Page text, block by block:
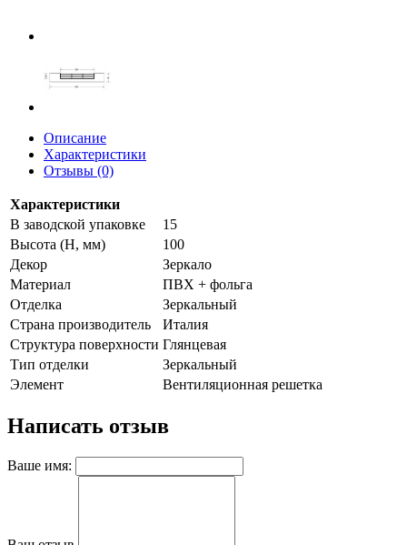
Описание
Характеристики
Отзывы (0)
Характеристики
В заводской упаковке
15
Высота (H, мм)
100
Декор
Зеркало
Материал
ПВХ + фольга
Отделка
Зеркальный
Страна производитель
Италия
Структура поверхности Глянцевая
Тип отделки
Зеркальный
Элемент
Вентиляционная решетка
Написать отзыв
Ваше имя: